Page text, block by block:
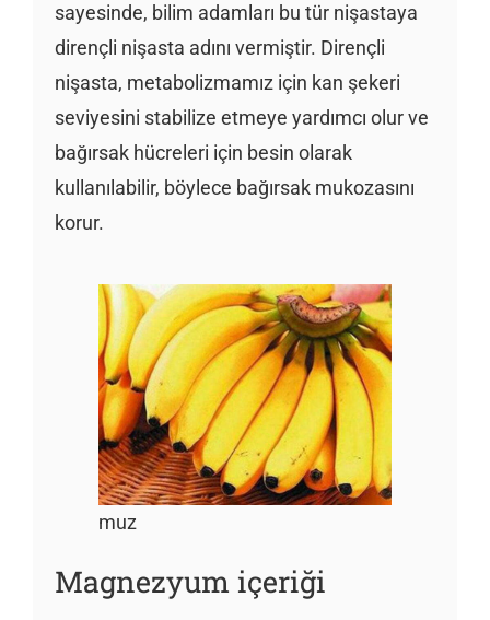
sayesinde, bilim adamları bu tür nişastaya
dirençli nişasta adını vermiştir. Dirençli
nişasta, metabolizmamız için kan şekeri
seviyesini stabilize etmeye yardımcı olur ve
bağırsak hücreleri için besin olarak
kullanılabilir, böylece bağırsak mukozasını
korur.
muz
Magnezyum içeriği